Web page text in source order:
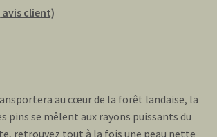
avis client)
au cœur de la forêt landaise, la
pins se mêlent aux rayons puissants du
retrouvez tout à la fois une peau nette